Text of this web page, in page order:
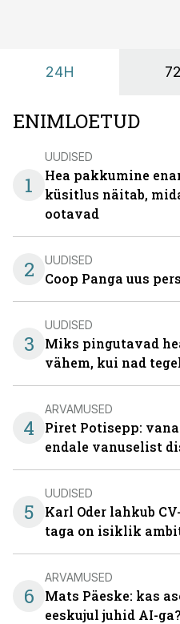
24H
ENIMLOETUD
1
UUDISED
Hea pakkumine
küsitlus näitab,
ootavad
2 UUDISED
Coop Panga uus
3
UUDISED
Miks pingutavad
vähem, kui nad
4
ARVAMUSED
Piret Potisepp:
endale vanuselist
5
UUDISED
Karl Oder lahkub
taga on isiklik
6
ARVAMUSED
Mats Päeske: kas
eeskujul juhid AI-ga?